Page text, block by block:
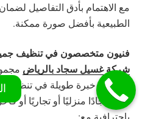
مع الاهتمام بأدق التفاصيل
الطبيعية بأفضل صورة ممكنة.
فنيون متخصصون في تنظيف
شركة غسيل سجاد بالرياض
يمتلكون خبرة طويلة في تنظيف
كان سجادًا منزليًا أو تجاريًا أو
باحترافية مع: